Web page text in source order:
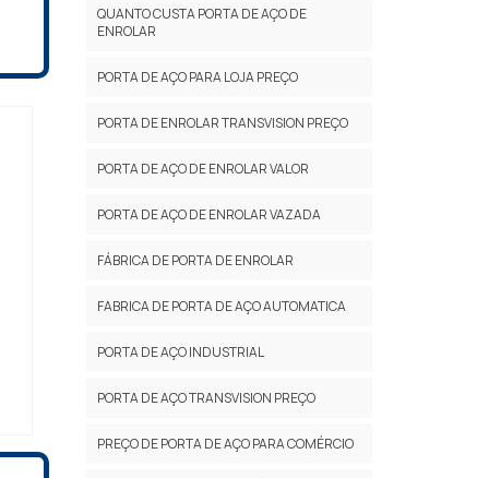
QUANTO CUSTA PORTA DE AÇO DE
ENROLAR
PORTA DE AÇO PARA LOJA PREÇO
PORTA DE ENROLAR TRANSVISION PREÇO
PORTA DE AÇO DE ENROLAR VALOR
PORTA DE AÇO DE ENROLAR VAZADA
FÁBRICA DE PORTA DE ENROLAR
FABRICA DE PORTA DE AÇO AUTOMATICA
PORTA DE AÇO INDUSTRIAL
PORTA DE AÇO TRANSVISION PREÇO
PREÇO DE PORTA DE AÇO PARA COMÉRCIO